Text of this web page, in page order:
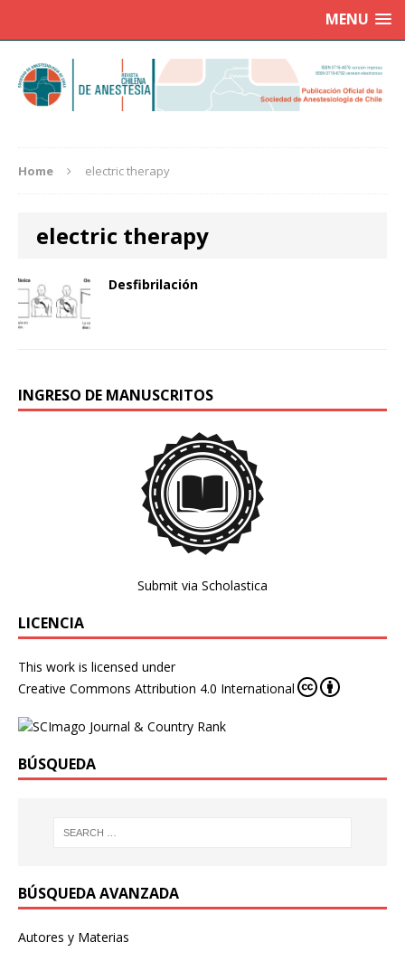
MENU
Home electric therapy
electric therapy
Desfibrilación
INGRESO DE MANUSCRITOS
Submit via Scholastica
LICENCIA
This work is licensed under
Creative Commons Attribution 4.0 International
BÚSQUEDA
BÚSQUEDA AVANZADA
Autores y Materias